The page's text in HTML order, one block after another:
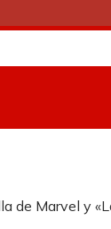
de Marvel y